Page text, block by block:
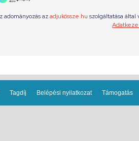
Tagdíj Belépési nyilatkozat Támogatás